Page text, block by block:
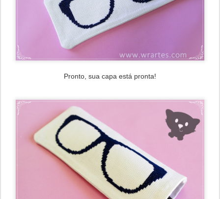
Pronto, sua capa está pronta!